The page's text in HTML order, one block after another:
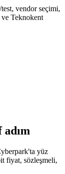
vendor seçimi,
Teknokent
yüz
fiyat, sözleşmeli,